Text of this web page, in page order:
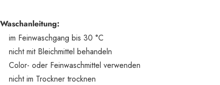
Waschanleitung:
im Feinwaschgang bis 30 °C
nicht mit Bleichmittel behandeln
Color- oder Feinwaschmittel verwenden
nicht im Trockner trocknen